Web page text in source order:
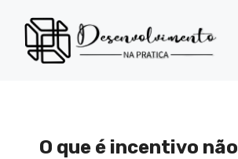
para
conteúdo
O que é incentivo não